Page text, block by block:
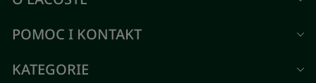
POMOC I KONTAKT
KATEGORIE